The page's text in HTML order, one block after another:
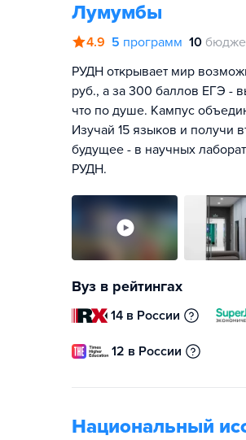
Лумумбы
4.9 5 программ 10
РУДН открывает мир
руб., а за 300 баллов ЕГЭ -
что по душе. Кампус
Изучай 15 языков и получи
будущее - в научных
РУДН.
Вуз в рейтингах
14 в России
12 в России
Национальный